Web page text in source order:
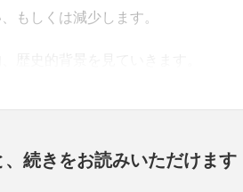
もしくは減少します。
、続きをお読みいただけます